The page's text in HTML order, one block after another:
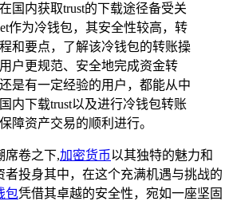
国内获取trust的下载途径备受关
作为冷钱包，其安全性较高，转
和要点，了解该冷钱包的转账操
户更规范、安全地完成资金转
是有一定经验的用户，都能从中
内下载trust以及进行冷钱包转账
障资产交易的顺利进行。
席卷之下,加密货币以其独特的魅力和
者投身其中，在这个充满机遇与挑战的
包凭借其卓越的安全性，宛如一座坚固